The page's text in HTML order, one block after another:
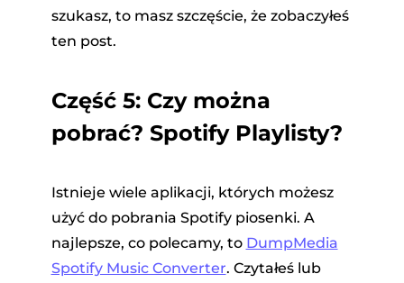
szukasz, to masz szczęście, że zobaczyłeś
ten post.
Część 5: Czy można
pobrać? Spotify Playlisty?
Istnieje wiele aplikacji, których możesz
użyć do pobrania Spotify piosenki. A
najlepsze, co polecamy, to DumpMedia
Spotify Music Converter. Czytałeś lub